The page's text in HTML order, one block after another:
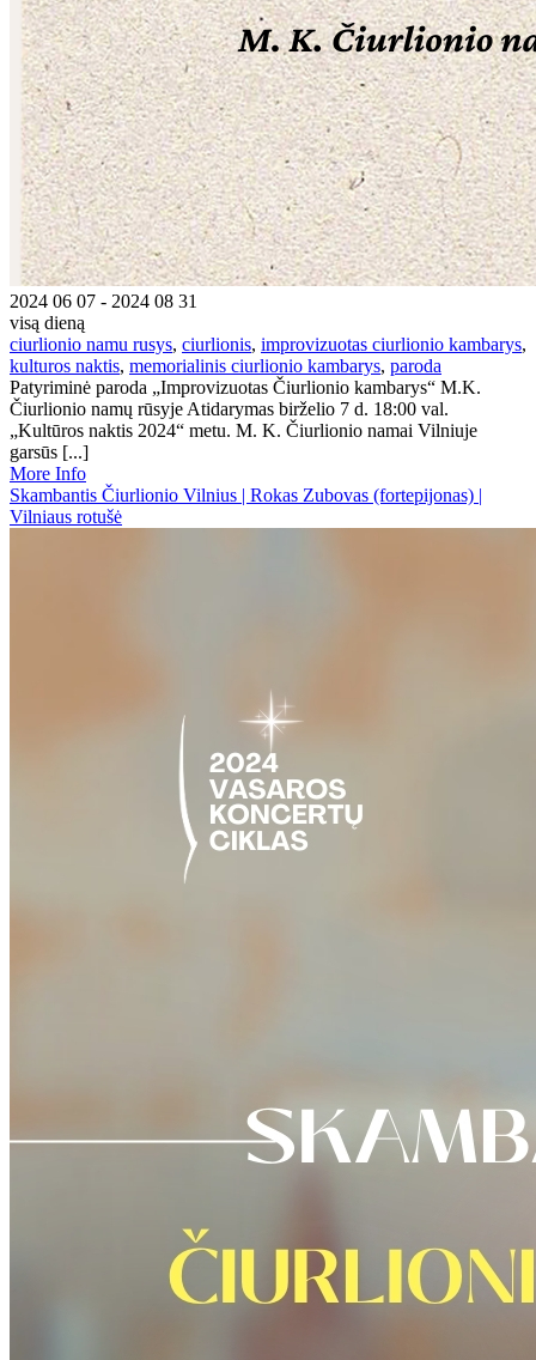
2024 06 07 - 2024 08 31
visą dieną
ciurlionio namu rusys, ciurlionis, improvizuotas ciurlionio kambarys,
kulturos naktis, memorialinis ciurlionio kambarys, paroda
Patyriminė paroda „Improvizuotas Čiurlionio kambarys“ M.K.
Čiurlionio namų rūsyje Atidarymas birželio 7 d. 18:00 val.
„Kultūros naktis 2024“ metu. M. K. Čiurlionio namai Vilniuje
garsūs [...]
More Info
Skambantis Čiurlionio Vilnius | Rokas Zubovas (fortepijonas) |
Vilniaus rotušė